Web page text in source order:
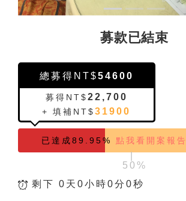
募款已結束
總募得NT$54600
募得NT$22,700
+ 填補NT$31900
已達成89.95% 點我看開案報告
|
剩下 0天0小時0分0秒